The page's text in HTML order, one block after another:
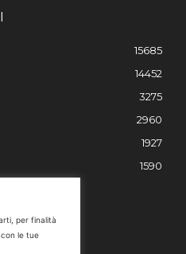
15685
14452
3275
2960
1927
1590
per finalità
le tue